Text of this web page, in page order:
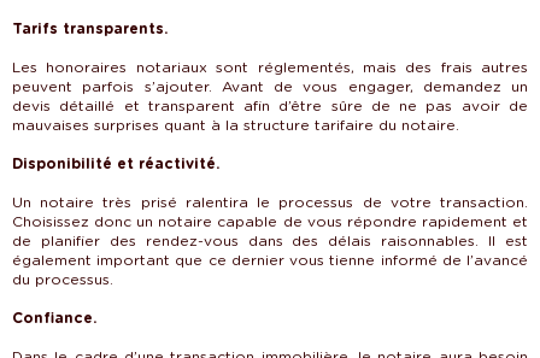
Tarifs transparents.
Les honoraires notariaux sont réglementés, mais des frais autres
peuvent parfois s’ajouter. Avant de vous engager, demandez un
devis détaillé et transparent afin d’être sûre de ne pas avoir de
mauvaises surprises quant à la structure tarifaire du notaire.
Disponibilité et réactivité.
Un notaire très prisé ralentira le processus de votre transaction.
Choisissez donc un notaire capable de vous répondre rapidement et
de planifier des rendez-vous dans des délais raisonnables. Il est
également important que ce dernier vous tienne informé de l’avancé
du processus.
Confiance.